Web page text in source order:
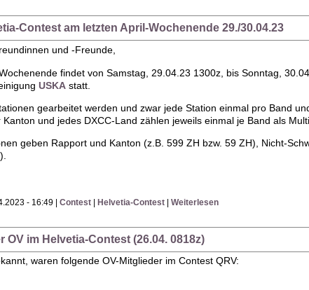
Contest am letzten April-Wochenende 29./30.04.23
und -Freunde,
findet von Samstag, 29.04.23 1300z, bis Sonntag,
USKAstatt.
gearbeitet werden und zwar jede Station einmal pro Band
und jedes DXCC-Land zählen jeweils einmal je Band als
geben Rapport und Kanton (z.B. 599 ZH bzw. 59 ZH), Nicht-
- 16:49 |Contest Helvetia-Contest |Weiterlesen
OV im Helvetia-Contest (26.04. 0818z)
waren folgende OV-Mitglieder im Contest QRV: